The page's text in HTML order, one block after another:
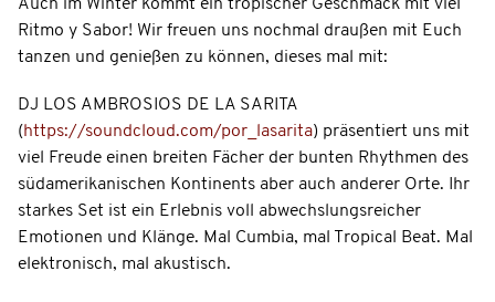
Auch im Winter kommt ein tropischer Geschmack mit viel
Ritmo y Sabor! Wir freuen uns nochmal draußen mit Euch
tanzen und genießen zu können, dieses mal mit:
DJ LOS AMBROSIOS DE LA SARITA
(https://soundcloud.com/por_lasarita) präsentiert uns mit
viel Freude einen breiten Fächer der bunten Rhythmen des
südamerikanischen Kontinents aber auch anderer Orte. Ihr
starkes Set ist ein Erlebnis voll abwechslungsreicher
Emotionen und Klänge. Mal Cumbia, mal Tropical Beat. Mal
elektronisch, mal akustisch.